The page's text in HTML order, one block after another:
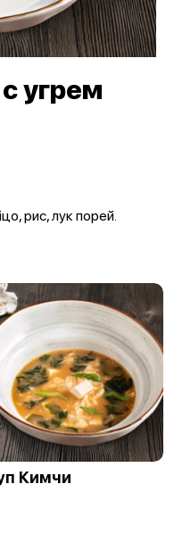
угрем
рис, лук порей.
Кимчи